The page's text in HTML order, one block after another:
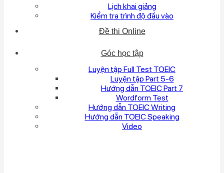
Lịch khai giảng
Kiểm tra trình độ đầu vào
Đề thi Online
Góc học tập
Luyện tập Full Test TOEIC
Luyện tập Part 5-6
Hướng dẫn TOEIC Part 7
Wordform Test
Hướng dẫn TOEIC Writing
Hướng dẫn TOEIC Speaking
Video